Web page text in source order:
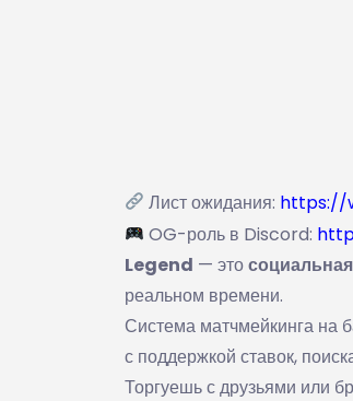
Лист ожидания: https://
OG-роль в Discord:
Legend — это
реальном времени.
Система матчмейкинга на
с поддержкой ставок,
Торгуешь с друзьями или